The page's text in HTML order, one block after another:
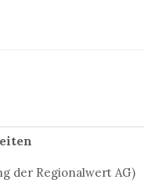
der Regionalwert AG)